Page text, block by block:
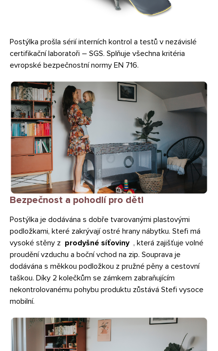
Postýlka prošla sérií interních kontrol a testů v nezávislé
certifikační laboratoři – SGS. Splňuje všechna kritéria
evropské bezpečnostní normy EN 716.
Bezpečnost a pohodlí pro děti
Postýlka je dodávána s dobře tvarovanými plastovými
podložkami, které zakrývají ostré hrany nábytku. Stefi má
vysoké stěny z prodyšné síťoviny , která zajišťuje volné
proudění vzduchu a boční vchod na zip. Souprava je
dodávána s měkkou podložkou z pružné pěny a cestovní
taškou. Díky 2 kolečkům se zámkem zabraňujícím
nekontrolovanému pohybu produktu zůstává Stefi vysoce
mobilní.